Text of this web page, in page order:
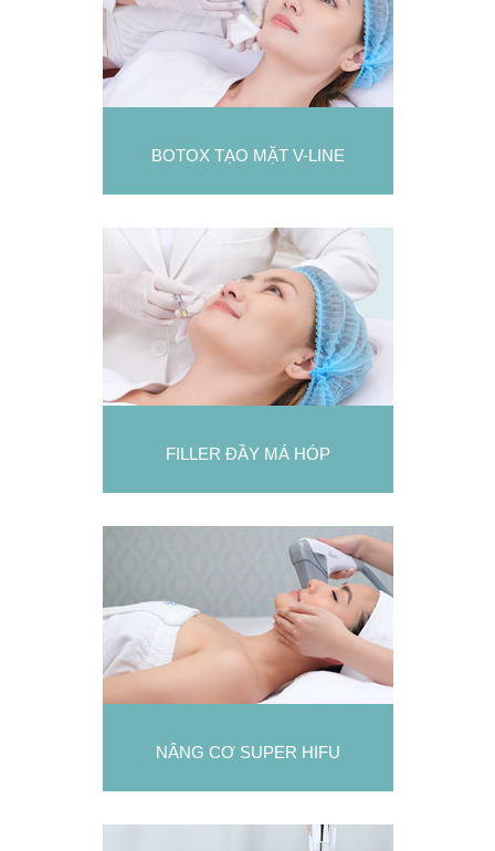
BOTOX TẠO MẶT V-LINE
FILLER ĐẦY MÁ HÓP
NÂNG CƠ SUPER HIFU